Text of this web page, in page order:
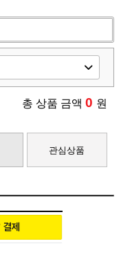
총 상품 금액 0 원
관심상품